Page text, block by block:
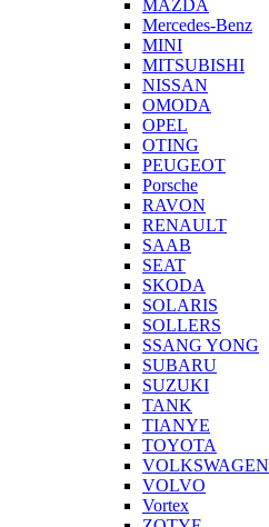
MAZDA
Mercedes-Benz
MINI
MITSUBISHI
NISSAN
OMODA
OPEL
OTING
PEUGEOT
Porsche
RAVON
RENAULT
SAAB
SEAT
SKODA
SOLARIS
SOLLERS
SSANG YONG
SUBARU
SUZUKI
TANK
TIANYE
TOYOTA
VOLKSWAGEN
VOLVO
Vortex